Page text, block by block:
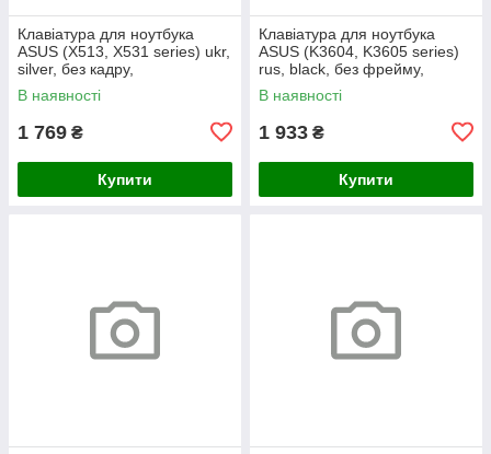
Клавіатура для ноутбука
ASUS (X513, X531 series) ukr,
silver, без кадру,
підсвічування клавіш
В наявності
1 769 ₴
Купити
Клавіатура для ноутбука
ASUS (K3604, K3605 series)
rus, black, без фрейму,
підсвічування клавіш
В наявності
1 933 ₴
Купити